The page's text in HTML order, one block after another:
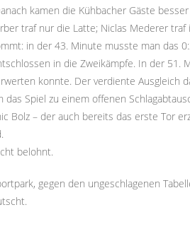
kamen die Kühbacher Gäste
traf nur die Latte; Niclas Mederer traf
in der 43. Minute musste man das
in die Zweikämpfe. In der 51.
konnte. Der verdiente Ausgleich
Spiel zu einem offenen
Bolz – der auch bereits das erste Tor
belohnt.
gegen den ungeschlagenen